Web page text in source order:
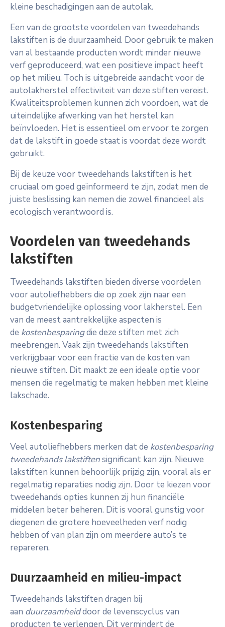
kleine beschadigingen aan de autolak.
Een van de grootste voordelen van tweedehands
lakstiften is de duurzaamheid. Door gebruik te maken
van al bestaande producten wordt minder nieuwe
verf geproduceerd, wat een positieve impact heeft
op het milieu. Toch is uitgebreide aandacht voor de
autolakherstel effectiviteit van deze stiften vereist.
Kwaliteitsproblemen kunnen zich voordoen, wat de
uiteindelijke afwerking van het herstel kan
beïnvloeden. Het is essentieel om ervoor te zorgen
dat de lakstift in goede staat is voordat deze wordt
gebruikt.
Bij de keuze voor tweedehands lakstiften is het
cruciaal om goed geïnformeerd te zijn, zodat men de
juiste beslissing kan nemen die zowel financieel als
ecologisch verantwoord is.
Voordelen van tweedehands
lakstiften
Tweedehands lakstiften bieden diverse voordelen
voor autoliefhebbers die op zoek zijn naar een
budgetvriendelijke oplossing voor lakherstel. Een
van de meest aantrekkelijke aspecten is
de kostenbesparingdie deze stiften met zich
meebrengen. Vaak zijn tweedehands lakstiften
verkrijgbaar voor een fractie van de kosten van
nieuwe stiften. Dit maakt ze een ideale optie voor
mensen die regelmatig te maken hebben met kleine
lakschade.
Kostenbesparing
Veel autoliefhebbers merken dat de kostenbesparing
tweedehands lakstiftensignificant kan zijn. Nieuwe
lakstiften kunnen behoorlijk prijzig zijn, vooral als er
regelmatig reparaties nodig zijn. Door te kiezen voor
tweedehands opties kunnen zij hun financiële
middelen beter beheren. Dit is vooral gunstig voor
diegenen die grotere hoeveelheden verf nodig
hebben of van plan zijn om meerdere auto’s te
repareren.
Duurzaamheid en milieu-impact
Tweedehands lakstiften dragen bij
aan duurzaamheiddoor de levenscyclus van
producten te verlengen. Dit vermindert de